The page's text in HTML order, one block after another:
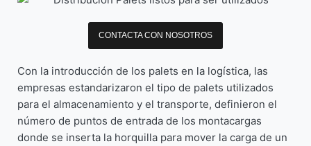
CONTACTA CON NOSOTROS
Con la introducción de los palets en la logística, las
empresas estandarizaron el tipo de palets utilizados
para el almacenamiento y el transporte, definieron el
número de puntos de entrada de los montacargas
donde se inserta la horquilla para mover la carga de un